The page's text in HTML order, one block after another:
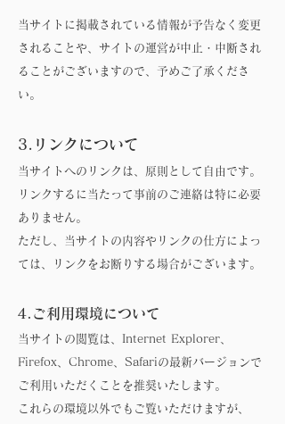
当サイトに掲載されている情報が予告なく変更
されることや、サイトの運営が中止・中断され
ることがございますので、予めご了承くださ
い。
3.リンクについて
当サイトへのリンクは、原則として自由です。
リンクするに当たって事前のご連絡は特に必要
ありません。
ただし、当サイトの内容やリンクの仕方によっ
ては、リンクをお断りする場合がございます。
4.ご利用環境について
当サイトの閲覧は、Internet Explorer、
Firefox、Chrome、Safariの最新バージョンで
ご利用いただくことを推奨いたします。
これらの環境以外でもご覧いただけますが、